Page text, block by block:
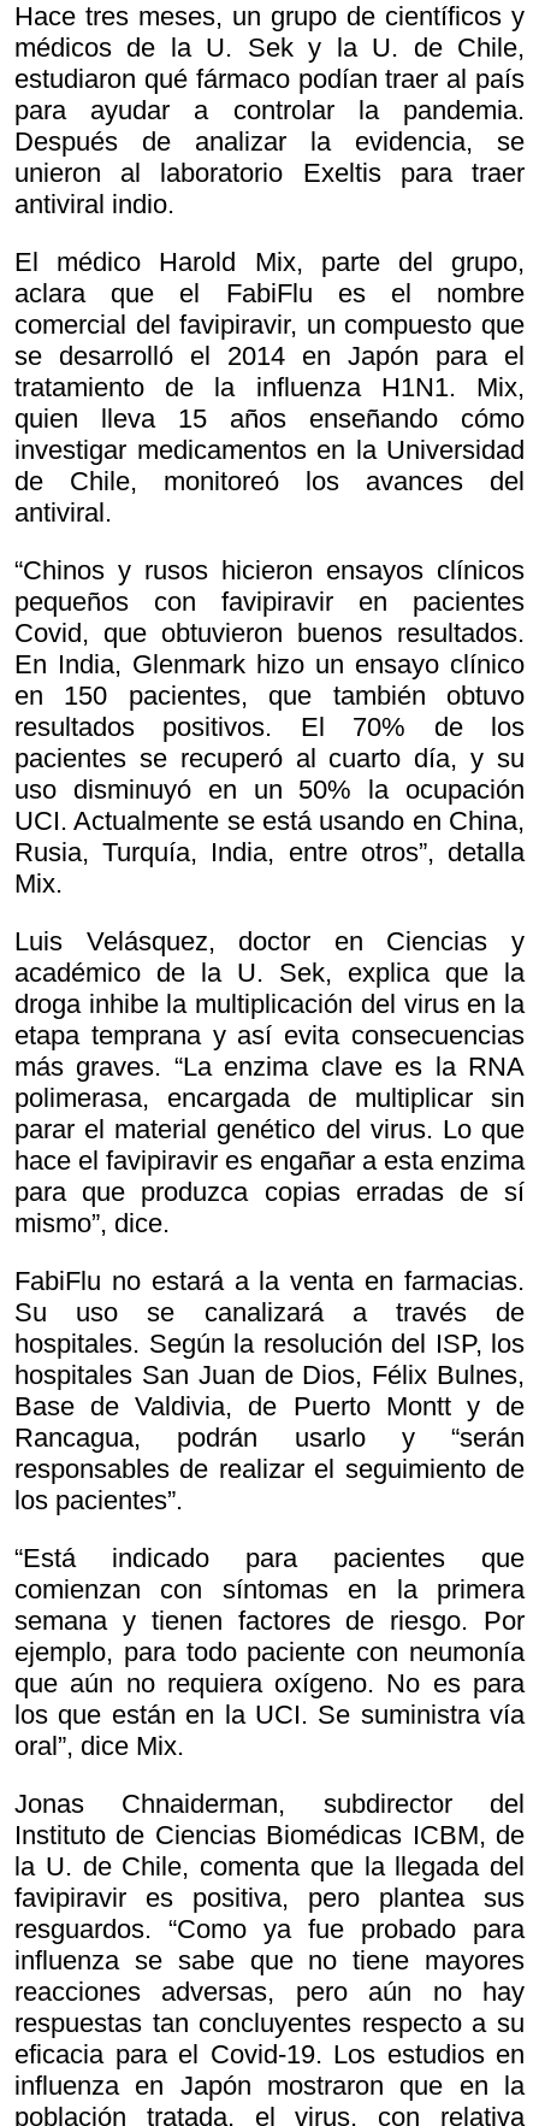
Hace tres meses, un grupo de científicos y
médicos de la U. Sek y la U. de Chile,
estudiaron qué fármaco podían traer al país
para ayudar a controlar la pandemia.
Después de analizar la evidencia, se
unieron al laboratorio Exeltis para traer
antiviral indio.
El médico Harold Mix, parte del grupo,
aclara que el FabiFlu es el nombre
comercial del favipiravir, un compuesto que
se desarrolló el 2014 en Japón para el
tratamiento de la influenza H1N1. Mix,
quien lleva 15 años enseñando cómo
investigar medicamentos en la Universidad
de Chile, monitoreó los avances del
antiviral.
“Chinos y rusos hicieron ensayos clínicos
pequeños con favipiravir en pacientes
Covid, que obtuvieron buenos resultados.
En India, Glenmark hizo un ensayo clínico
en 150 pacientes, que también obtuvo
resultados positivos. El 70% de los
pacientes se recuperó al cuarto día, y su
uso disminuyó en un 50% la ocupación
UCI. Actualmente se está usando en China,
Rusia, Turquía, India, entre otros”, detalla
Mix.
Luis Velásquez, doctor en Ciencias y
académico de la U. Sek, explica que la
droga inhibe la multiplicación del virus en la
etapa temprana y así evita consecuencias
más graves. “La enzima clave es la RNA
polimerasa, encargada de multiplicar sin
parar el material genético del virus. Lo que
hace el favipiravir es engañar a esta enzima
para que produzca copias erradas de sí
mismo”, dice.
FabiFlu no estará a la venta en farmacias.
Su uso se canalizará a través de
hospitales. Según la resolución del ISP, los
hospitales San Juan de Dios, Félix Bulnes,
Base de Valdivia, de Puerto Montt y de
Rancagua, podrán usarlo y “serán
responsables de realizar el seguimiento de
los pacientes”.
“Está indicado para pacientes que
comienzan con síntomas en la primera
semana y tienen factores de riesgo. Por
ejemplo, para todo paciente con neumonía
que aún no requiera oxígeno. No es para
los que están en la UCI. Se suministra vía
oral”, dice Mix.
Jonas Chnaiderman, subdirector del
Instituto de Ciencias Biomédicas ICBM, de
la U. de Chile, comenta que la llegada del
favipiravir es positiva, pero plantea sus
resguardos. “Como ya fue probado para
influenza se sabe que no tiene mayores
reacciones adversas, pero aún no hay
respuestas tan concluyentes respecto a su
eficacia para el Covid-19. Los estudios en
influenza en Japón mostraron que en la
población tratada, el virus, con relativa